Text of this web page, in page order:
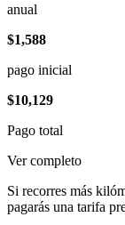
anual
$1,588
pago inicial
$10,129
Pago total
Ver completo
Si recorres más
pagarás una tarifa